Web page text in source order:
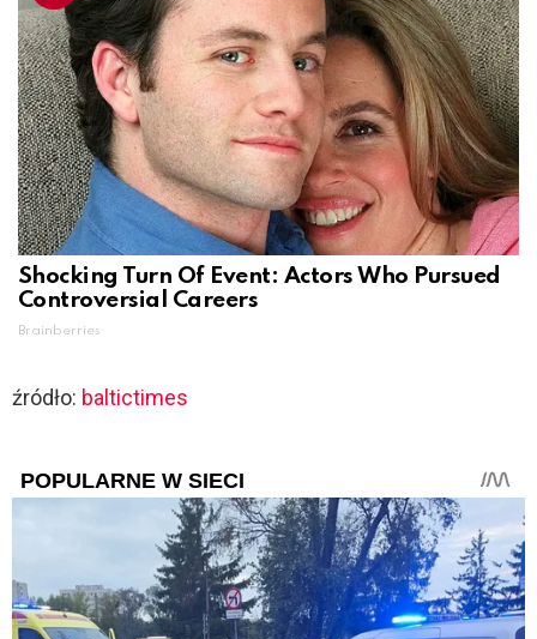
Shocking Turn Of Event: Actors Who Pursued
Controversial Careers
Brainberries
źródło: baltictimes
POPULARNE W SIECI